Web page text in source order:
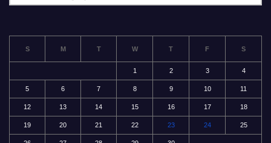
S M T W T F S
1 2 3 4
5 6 7 8 9 10 11
12 13 14 15 16 17 18
19 20 21 22 23 24 25